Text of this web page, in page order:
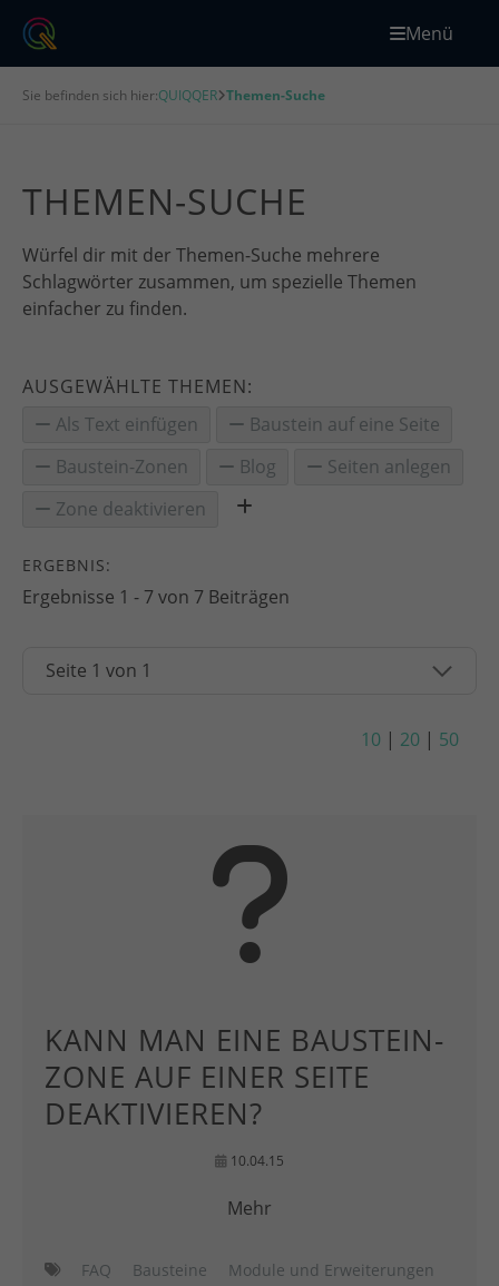
Menü
Sie befinden sich hier:QUIQQER Themen-Suche
THEMEN-SUCHE
Würfel dir mit der Themen-Suche mehrere
Schlagwörter zusammen, um spezielle Themen
einfacher zu finden.
AUSGEWÄHLTE THEMEN:
Als Text einfügen
Baustein auf eine Seite
Baustein-Zonen
Blog
Seiten anlegen
Zone deaktivieren
ERGEBNIS:
Ergebnisse 1 - 7 von 7 Beiträgen
10 | 20 | 50
KANN MAN EINE BAUSTEIN-
ZONE AUF EINER SEITE
DEAKTIVIEREN?
10.04.15
Mehr
FAQ Bausteine
Module und Erweiterungen